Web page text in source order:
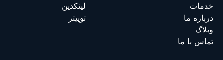
خدمات
درباره ما
وبلاگ
تماس با ما
لینکدین
توییتر